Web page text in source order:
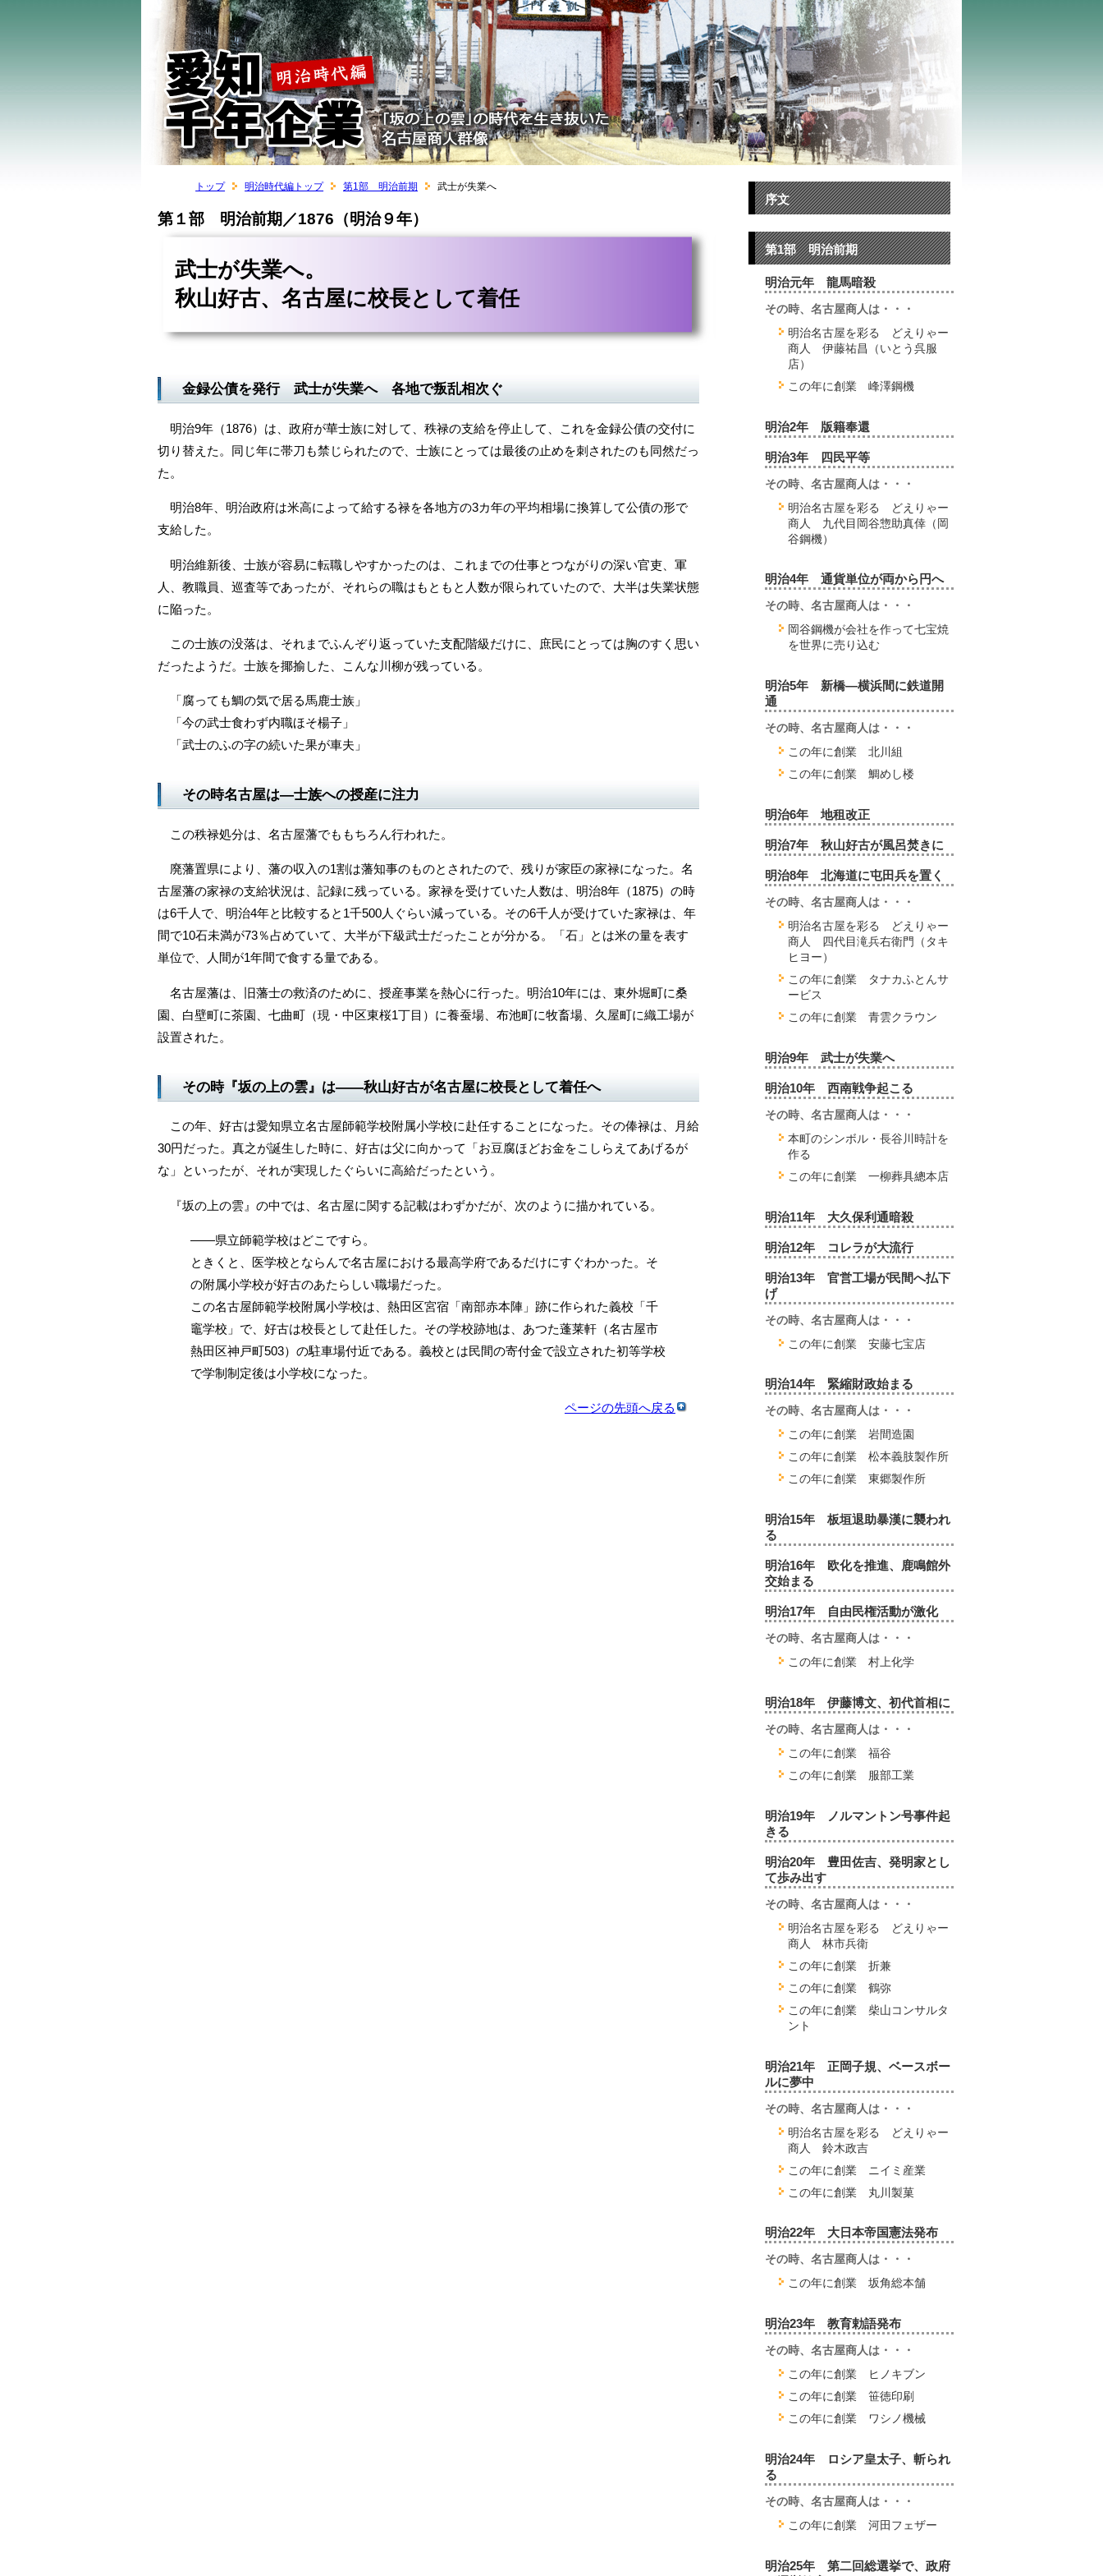
トップ 明治時代編トップ 第1部 明治前期 武士が失業へ
第１部 明治前期／1876（明治９年）
武士が失業へ。
秋山好古、名古屋に校長として着任
金録公債を発行 武士が失業へ 各地で叛乱相次ぐ
明治9年（1876）は、政府が華士族に対して、秩禄の支給を停止して、これを金録公債の交付に
切り替えた。同じ年に帯刀も禁じられたので、士族にとっては最後の止めを刺されたのも同然だっ
た。
明治8年、明治政府は米高によって給する禄を各地方の3カ年の平均相場に換算して公債の形で
支給した。
明治維新後、士族が容易に転職しやすかったのは、これまでの仕事とつながりの深い官吏、軍
人、教職員、巡査等であったが、それらの職はもともと人数が限られていたので、大半は失業状態
に陥った。
この士族の没落は、それまでふんぞり返っていた支配階級だけに、庶民にとっては胸のすく思い
だったようだ。士族を揶揄した、こんな川柳が残っている。
「腐っても鯛の気で居る馬鹿士族」
「今の武士食わず内職ほそ楊子」
「武士のふの字の続いた果が車夫」
その時名古屋は―士族への授産に注力
この秩禄処分は、名古屋藩でももちろん行われた。
廃藩置県により、藩の収入の1割は藩知事のものとされたので、残りが家臣の家禄になった。名
古屋藩の家禄の支給状況は、記録に残っている。家禄を受けていた人数は、明治8年（1875）の時
は6千人で、明治4年と比較すると1千500人ぐらい減っている。その6千人が受けていた家禄は、年
間で10石未満が73％占めていて、大半が下級武士だったことが分かる。「石」とは米の量を表す
単位で、人間が1年間で食する量である。
名古屋藩は、旧藩士の救済のために、授産事業を熱心に行った。明治10年には、東外堀町に桑
園、白壁町に茶園、七曲町（現・中区東桜1丁目）に養蚕場、布池町に牧畜場、久屋町に織工場が
設置された。
その時『坂の上の雲』は――秋山好古が名古屋に校長として着任へ
この年、好古は愛知県立名古屋師範学校附属小学校に赴任することになった。その俸禄は、月給
30円だった。真之が誕生した時に、好古は父に向かって「お豆腐ほどお金をこしらえてあげるが
な」といったが、それが実現したぐらいに高給だったという。
『坂の上の雲』の中では、名古屋に関する記載はわずかだが、次のように描かれている。
――県立師範学校はどこですら。
ときくと、医学校とならんで名古屋における最高学府であるだけにすぐわかった。そ
の附属小学校が好古のあたらしい職場だった。
この名古屋師範学校附属小学校は、熱田区宮宿「南部赤本陣」跡に作られた義校「千
竈学校」で、好古は校長として赴任した。その学校跡地は、あつた蓬莱軒（名古屋市
熱田区神戸町503）の駐車場付近である。義校とは民間の寄付金で設立された初等学校
で学制制定後は小学校になった。
ページの先頭へ戻る
序文
第1部 明治前期
明治元年 龍馬暗殺
その時、名古屋商人は・・・
明治名古屋を彩る どえりゃー
商人 伊藤祐昌（いとう呉服
店）
この年に創業 峰澤鋼機
明治2年 版籍奉還
明治3年 四民平等
その時、名古屋商人は・・・
明治名古屋を彩る どえりゃー
商人 九代目岡谷惣助真倖（岡
谷鋼機）
明治4年 通貨単位が両から円へ
その時、名古屋商人は・・・
岡谷鋼機が会社を作って七宝焼
を世界に売り込む
明治5年 新橋―横浜間に鉄道開
通
その時、名古屋商人は・・・
この年に創業 北川組
この年に創業 鯛めし楼
明治6年 地租改正
明治7年 秋山好古が風呂焚きに
明治8年 北海道に屯田兵を置く
その時、名古屋商人は・・・
明治名古屋を彩る どえりゃー
商人 四代目滝兵右衛門（タキ
ヒヨー）
この年に創業 タナカふとんサ
ービス
この年に創業 青雲クラウン
明治9年 武士が失業へ
明治10年 西南戦争起こる
その時、名古屋商人は・・・
本町のシンボル・長谷川時計を
作る
この年に創業 一柳葬具總本店
明治11年 大久保利通暗殺
明治12年 コレラが大流行
明治13年 官営工場が民間へ払下
げ
その時、名古屋商人は・・・
この年に創業 安藤七宝店
明治14年 緊縮財政始まる
その時、名古屋商人は・・・
この年に創業 岩間造園
この年に創業 松本義肢製作所
この年に創業 東郷製作所
明治15年 板垣退助暴漢に襲われ
る
明治16年 欧化を推進、鹿鳴館外
交始まる
明治17年 自由民権活動が激化
その時、名古屋商人は・・・
この年に創業 村上化学
明治18年 伊藤博文、初代首相に
その時、名古屋商人は・・・
この年に創業 福谷
この年に創業 服部工業
明治19年 ノルマントン号事件起
きる
明治20年 豊田佐吉、発明家とし
て歩み出す
その時、名古屋商人は・・・
明治名古屋を彩る どえりゃー
商人 林市兵衛
この年に創業 折兼
この年に創業 鶴弥
この年に創業 柴山コンサルタ
ント
明治21年 正岡子規、ベースボー
ルに夢中
その時、名古屋商人は・・・
明治名古屋を彩る どえりゃー
商人 鈴木政吉
この年に創業 ニイミ産業
この年に創業 丸川製菓
明治22年 大日本帝国憲法発布
その時、名古屋商人は・・・
この年に創業 坂角総本舗
明治23年 教育勅語発布
その時、名古屋商人は・・・
この年に創業 ヒノキブン
この年に創業 笹徳印刷
この年に創業 ワシノ機械
明治24年 ロシア皇太子、斬られ
る
その時、名古屋商人は・・・
この年に創業 河田フェザー
明治25年 第二回総選挙で、政府